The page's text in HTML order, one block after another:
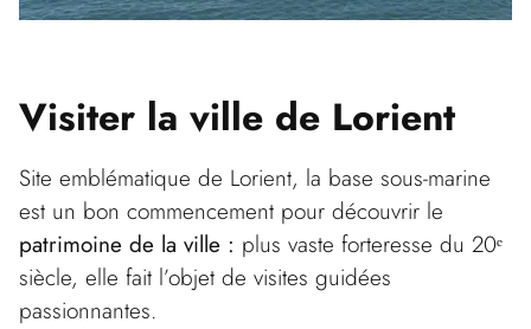
Visiter la ville de Lorient
Site emblématique de Lorient, la base sous-marine
est un bon commencement pour découvrir le
patrimoine de la ville : plus vaste forteresse du 20ᵉ
siècle, elle fait l’objet de visites guidées
passionnantes.